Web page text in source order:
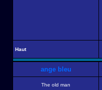
Haut
ange bleu
The old man